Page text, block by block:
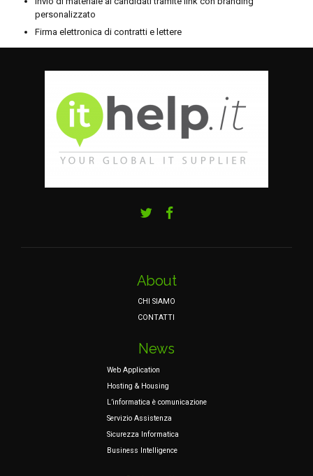
personalizzato
Firma elettronica di contratti e lettere
About
CHI SIAMO
CONTATTI
News
Web Application
Hosting & Housing
L’informatica è comunicazione
Servizio Assistenza
Sicurezza Informatica
Business Intelligence